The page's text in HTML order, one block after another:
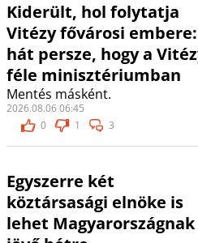
Kiderült, hol folytatja
Vitézy fővárosi embere:
hát persze, hogy a
féle minisztériumban
Mentés másként.
2026.08.06 06:45
0
1 3
Egyszerre két
köztársasági elnöke is
lehet Magyarországnak